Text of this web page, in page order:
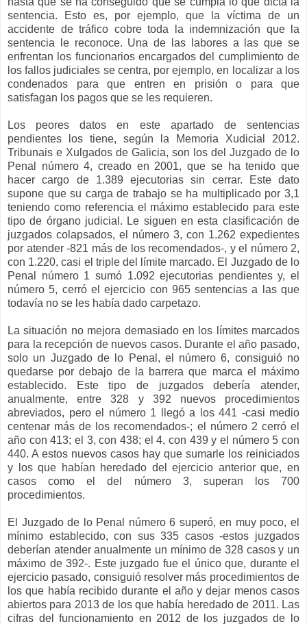
sentencia. Esto es, por ejemplo, que la víctima de un
accidente de tráfico cobre toda la indemnización que la
sentencia le reconoce. Una de las labores a las que se
enfrentan los funcionarios encargados del cumplimiento de
los fallos judiciales se centra, por ejemplo, en localizar a los
condenados para que entren en prisión o para que
satisfagan los pagos que se les requieren.
Los peores datos en este apartado de sentencias
pendientes los tiene, según la Memoria Xudicial 2012.
Tribunais e Xulgados de Galicia, son los del Juzgado de lo
Penal número 4, creado en 2001, que se ha tenido que
hacer cargo de 1.389 ejecutorias sin cerrar. Este dato
supone que su carga de trabajo se ha multiplicado por 3,1
teniendo como referencia el máximo establecido para este
tipo de órgano judicial. Le siguen en esta clasificación de
juzgados colapsados, el número 3, con 1.262 expedientes
por atender -821 más de los recomendados-, y el número 2,
con 1.220, casi el triple del límite marcado. El Juzgado de lo
Penal número 1 sumó 1.092 ejecutorias pendientes y, el
número 5, cerró el ejercicio con 965 sentencias a las que
todavía no se les había dado carpetazo.
La situación no mejora demasiado en los límites marcados
para la recepción de nuevos casos. Durante el año pasado,
solo un Juzgado de lo Penal, el número 6, consiguió no
quedarse por debajo de la barrera que marca el máximo
establecido. Este tipo de juzgados debería atender,
anualmente, entre 328 y 392 nuevos procedimientos
abreviados, pero el número 1 llegó a los 441 -casi medio
centenar más de los recomendados-; el número 2 cerró el
año con 413; el 3, con 438; el 4, con 439 y el número 5 con
440. A estos nuevos casos hay que sumarle los reiniciados
y los que habían heredado del ejercicio anterior que, en
casos como el del número 3, superan los 700
procedimientos.
El Juzgado de lo Penal número 6 superó, en muy poco, el
mínimo establecido, con sus 335 casos -estos juzgados
deberían atender anualmente un mínimo de 328 casos y un
máximo de 392-. Este juzgado fue el único que, durante el
ejercicio pasado, consiguió resolver más procedimientos de
los que había recibido durante el año y dejar menos casos
abiertos para 2013 de los que había heredado de 2011. Las
cifras del funcionamiento en 2012 de los juzgados de lo